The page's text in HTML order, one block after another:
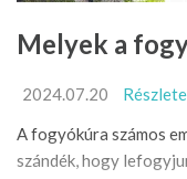
Melyek a
2024.07.20
A fogyókúra számos
szándék, hogy